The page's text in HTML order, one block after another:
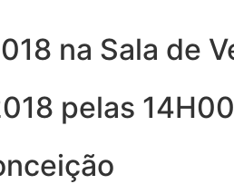
na Sala de
pelas